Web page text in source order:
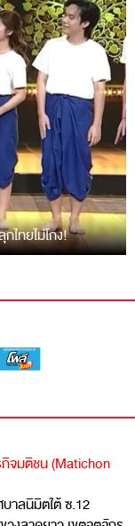
ไทยไม่โกง!
จมติชน (Matichon
าลนิมิตใต้ ซ.12